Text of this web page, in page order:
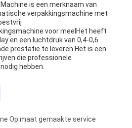
is een merknaam van
verpakkingsmachine met
voor meelHet heeft
en een luchtdruk van 0,4-0,6
prestatie te leveren.Het is een
die professionele
hebben.
Op maat gemaakte service